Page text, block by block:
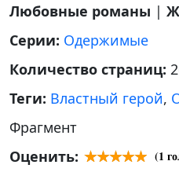
Любовные романы |
Серии: Одержимые
Количество страниц:
Теги: Властный герой,
Фрагмент
Оценить:
(1